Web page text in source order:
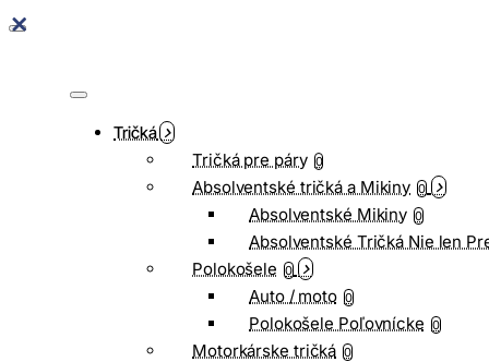
Tričká
Tričká pre páry 0
Absolventské tričká a Mikiny 0
Absolventské Mikiny 0
Absolventské Tričká Nie len
Polokošele 0
Auto / moto 0
Polokošele Poľovnícke 0
Motorkárske tričká 0